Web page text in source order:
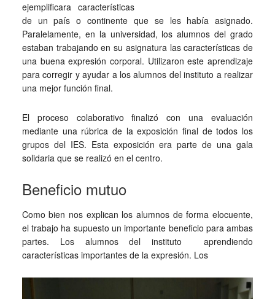
ejemplificara características
de un país o continente que se les había asignado.
Paralelamente, en la universidad, los alumnos del grado
estaban trabajando en su asignatura las características de
una buena expresión corporal. Utilizaron este aprendizaje
para corregir y ayudar a los alumnos del instituto a realizar
una mejor función final.
El proceso colaborativo finalizó con una evaluación
mediante una rúbrica de la exposición final de todos los
grupos del IES. Esta exposición era parte de una gala
solidaria que se realizó en el centro.
Beneficio mutuo
Como bien nos explican los alumnos de forma elocuente,
el trabajo ha supuesto un importante beneficio para ambas
partes. Los alumnos del instituto aprendiendo
características importantes de la expresión. Los